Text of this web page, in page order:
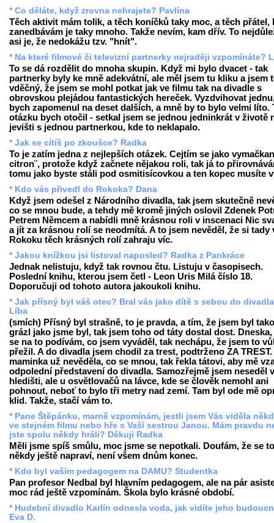
* Co děláte, když zrovna nehrajete? Pavlína
Těch aktivit mám tolik, a těch koníčků taky moc, a těch přátel,
zanedbávám je taky mnoho. Takže nevím, kam dřív. To
asi je, že nedokážu tzv. "hnít".
* Na které filmové či televizní partnerky nejraději vzpomínáte?
To se dá rozdělit do mnoha skupin. Když mi bylo dvacet - tak
partnerky byly ke mně adekvátní, ale měl jsem tu kliku a jsem
vděčný, že jsem se mohl potkat jak ve filmu tak na divadle s
obrovskou plejádou fantastických hereček. Vyzdvihovat
bych zapomenul na deset dalších, a mně by to bylo velmi líto.
otázku bych otočil - setkal jsem se jednou jedninkrát v životě
jevišti s jednou partnerkou, kde to neklapalo.
* Jak se cítíš po zkoušce? Radka
To je zatím jedna z nejlepších otázek. Cejtím se jako
citron¨, protože když začnete nějakou roli, tak já to
tomu jako byste stáli pod osmitisícovkou a ten kopec musíte
* Kdo vás přivedl do Rokoka? Dana
Když jsem odešel z Národního divadla, tak jsem skutečně
co se mnou bude, a tehdy mě kromě jiných oslovil Zdenek
Petrem Němcem a nabídli mně krásnou roli v inscenaci Nic
a jít za krásnou rolí se neodmítá. A to jsem nevěděl, že si tady
Rokoku těch krásných rolí zahraju víc.
* Jakou knížkou jsi listoval naposled? Radka z Pankráce
Jednak nelistuju, když tak rovnou čtu. Listuju v časopisech.
Poslední knihu, kterou jsem četl - Leon Uris Milá číslo 18.
Doporučuji od tohoto autora jakoukoli knihu.
* Jak přísný byl váš otec? Bral vás jako dítě s sebou do
Líba
(smích) Přísný byl strašně, to je pravda, a tím, že jsem byl
grázl jako jsme byl, tak jsem toho od táty dostal dost.
se na to podívám, co jsem vyváděl, tak nechápu, že jsem to
přežil. A do divadla jsem chodil za trest, podtrženo ZA
maminka už nevěděla, co se mnou, tak řekla tátovi, aby mě
odpolední představení do divadla. Samozřejmě jsem neseděl v
hledišti, ale u osvětlovačů na lávce, kde se člověk nemohl ani
pohnout, neboť to bylo tři metry nad zemí. Tam byl ode mě
klid. Takže, stačí vám to.
* Pane Štěpánku, marně vzpomínám, jestli jsem Vás viděla
ve stejném filmu nebo hře s Vaší sestrou Janou. Mám pravdu
jste spolu někdy hráli? Děkuji Radka
Měli jsme spíš smůlu, moc jsme se nepotkali. Doufám, že se to
někdy ještě napraví, není všem dnům konec.
* Kdo byl vaším pedagogem na DAMU? Studentka
Pan profesor Nedbal byl hlavním pedagogem, ale na pár
moc rád ještě vzpomínám. Škola bylo krásné období.
* Hudební divadlo Karlín odnesla voda, jak vidíte jeho
Eva D.